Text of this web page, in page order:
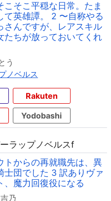
こそこ平穏な日常。たま
て英雄譚。 2 〜自称やる
さんですが、レアスキル
たちが放っておいてくれ
う
ノベルス
Rakuten
Yodobashi
ラップノベルスf
トからの再就職先は、異
士団でした 3 訳ありヴァ
、魔力回復役になる
乃